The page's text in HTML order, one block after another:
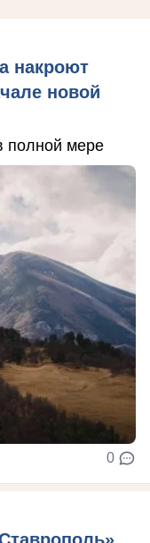
накроют
новой
полной мере
0